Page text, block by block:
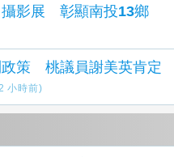
攝影展 彰顯南投13鄉
策 桃議員謝美英肯定
小時前)